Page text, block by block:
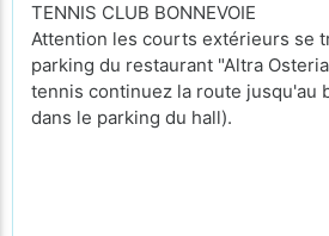
TENNIS CLUB BONNEVOIE
Attention les courts extérieurs se
parking du restaurant "Altra
tennis continuez la route jusqu'au
dans le parking du hall).